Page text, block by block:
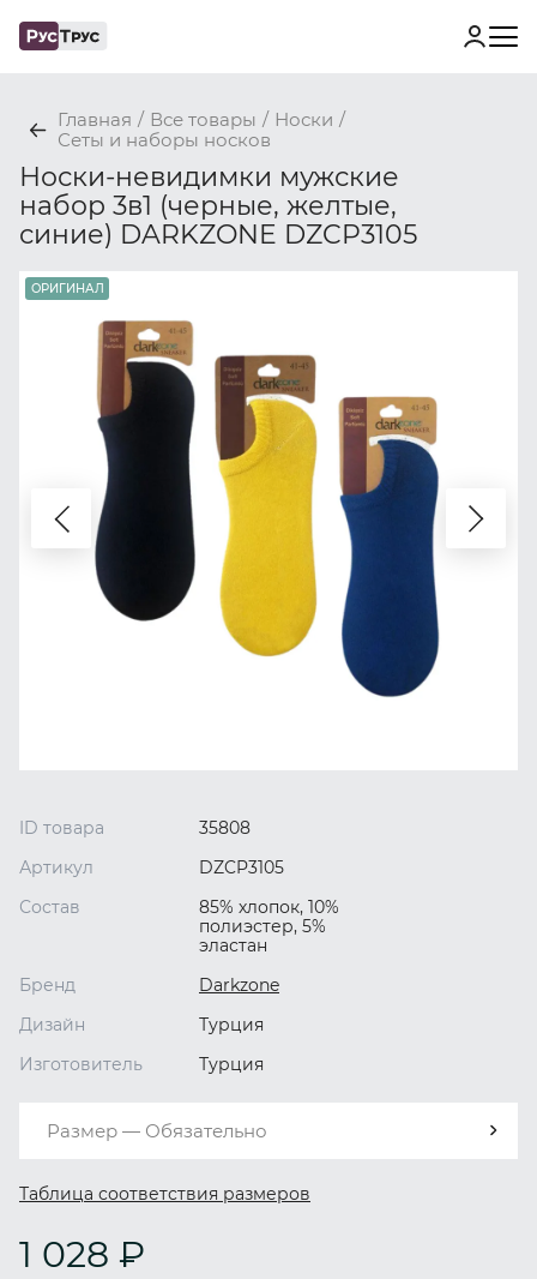
Главная / Все товары / Носки /
Сеты и наборы носков
Носки-невидимки мужские
набор 3в1 (черные, желтые,
синие) DARKZONE DZCP3105
ОРИГИНАЛ
ID товара
35808
Артикул
DZCP3105
Состав
85% хлопок, 10%
полиэстер, 5%
эластан
Бренд
Darkzone
Дизайн
Турция
Изготовитель
Турция
Размер — Обязательно
Таблица соответствия размеров
1 028 ₽